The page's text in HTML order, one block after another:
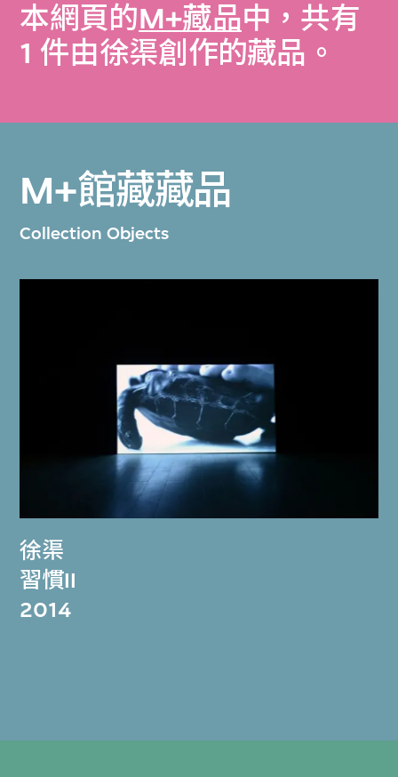
本網頁的M+藏品中，共有
1 件由徐渠創作的藏品。
M+館藏藏品
Collection Objects
徐渠
習慣II
2014